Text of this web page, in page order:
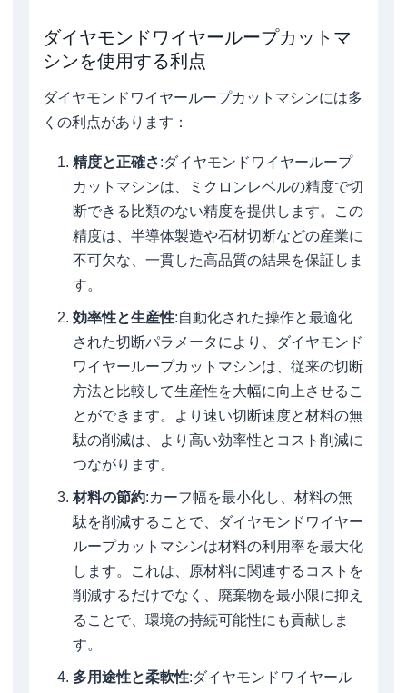
ダイヤモンドワイヤーループカットマ
シンを使用する利点
ダイヤモンドワイヤーループカットマシンには多
くの利点があります：
精度と正確さ:ダイヤモンドワイヤーループ
カットマシンは、ミクロンレベルの精度で切
断できる比類のない精度を提供します。この
精度は、半導体製造や石材切断などの産業に
不可欠な、一貫した高品質の結果を保証しま
す。
効率性と生産性:自動化された操作と最適化
された切断パラメータにより、ダイヤモンド
ワイヤーループカットマシンは、従来の切断
方法と比較して生産性を大幅に向上させるこ
とができます。より速い切断速度と材料の無
駄の削減は、より高い効率性とコスト削減に
つながります。
材料の節約:カーフ幅を最小化し、材料の無
駄を削減することで、ダイヤモンドワイヤー
ループカットマシンは材料の利用率を最大化
します。これは、原材料に関連するコストを
削減するだけでなく、廃棄物を最小限に抑え
ることで、環境の持続可能性にも貢献しま
す。
多用途性と柔軟性:ダイヤモンドワイヤール